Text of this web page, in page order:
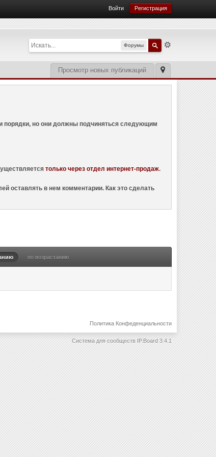
Войти Регистрация
Форумы
Просмотр новых публикаций
порядки, но они должны подчиняться следующим
только через отдел интернет-продаж.
оставлять в нем комментарии. Как это сделать
по возрастанию
Политика Конфеденциальности
Система для сообществ IP.Board 3.4.1